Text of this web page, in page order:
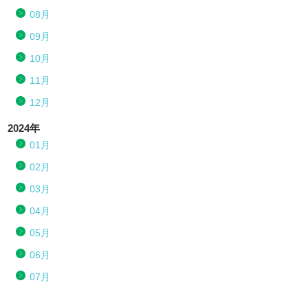
08月
09月
10月
11月
12月
2024年
01月
02月
03月
04月
05月
06月
07月